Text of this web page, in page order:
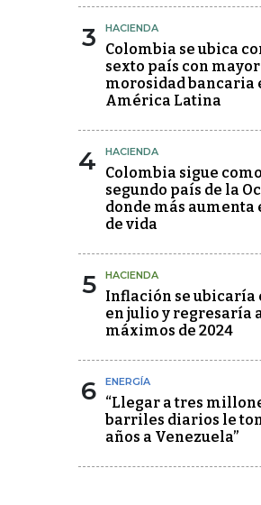
3 HACIENDA
Colombia se ubica
sexto país con mayor
morosidad bancaria
América Latina
4 HACIENDA
Colombia sigue
segundo país de la
donde más aumenta
de vida
5 HACIENDA
Inflación se ubicaría
en julio y regresaría
máximos de 2024
6 ENERGÍA
“Llegar a tres
barriles diarios le
años a Venezuela”